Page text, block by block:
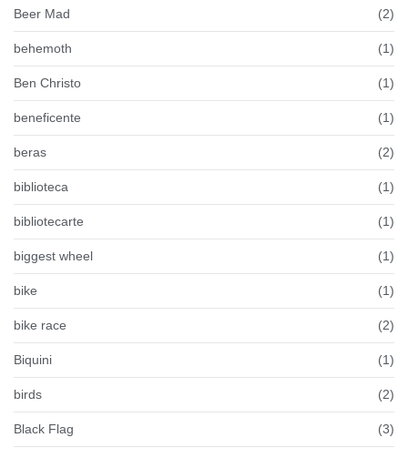
Beer Mad (2)
behemoth (1)
Ben Christo (1)
beneficente (1)
beras (2)
biblioteca (1)
bibliotecarte (1)
biggest wheel (1)
bike (1)
bike race (2)
Biquini (1)
birds (2)
Black Flag (3)